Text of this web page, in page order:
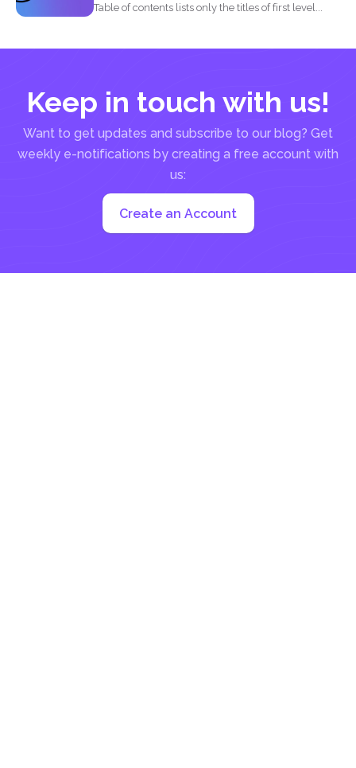
Table of contents lists only the titles of first level...
Keep in touch with us!
Want to get updates and subscribe to our blog? Get
weekly e-notifications by creating a free account with
us:
Create an Account